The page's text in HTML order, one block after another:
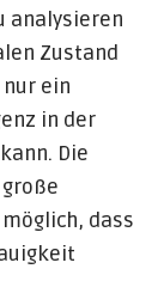
analysieren
Zustand
nur ein
in der
Die
dass